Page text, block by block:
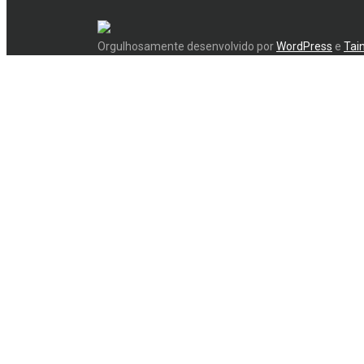
Orgulhosamente desenvolvido porWordPress e